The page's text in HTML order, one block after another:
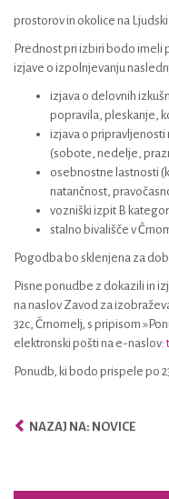
prostorov in okolice na
Prednost pri izbiri bodo
izjave o izpolnjevanju
izjava o delovnih
popravila, pleskanje,
izjava o
(sobote, nedelje,
osebnostne lastnosti
natančnost,
vozniški izpit B
stalno bivališče v
Pogodba bo sklenjena za
Pisne ponudbe z dokazili in
na naslov Zavod za
32c, Črnomelj, s pripisom
elektronski pošti na e-naslov:
Ponudb, ki bodo prispele po
NAZAJ NA: NOVICE